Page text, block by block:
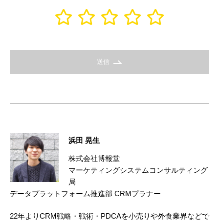
送信
浜田 晃生
株式会社博報堂
マーケティングシステムコンサルティング
局
データプラットフォーム推進部 CRMプラナー
22年よりCRM戦略・戦術・PDCAを小売りや外食業界などで